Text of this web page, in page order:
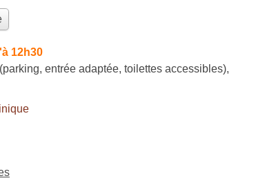
12h30
(parking, entrée adaptée, toilettes accessibles),